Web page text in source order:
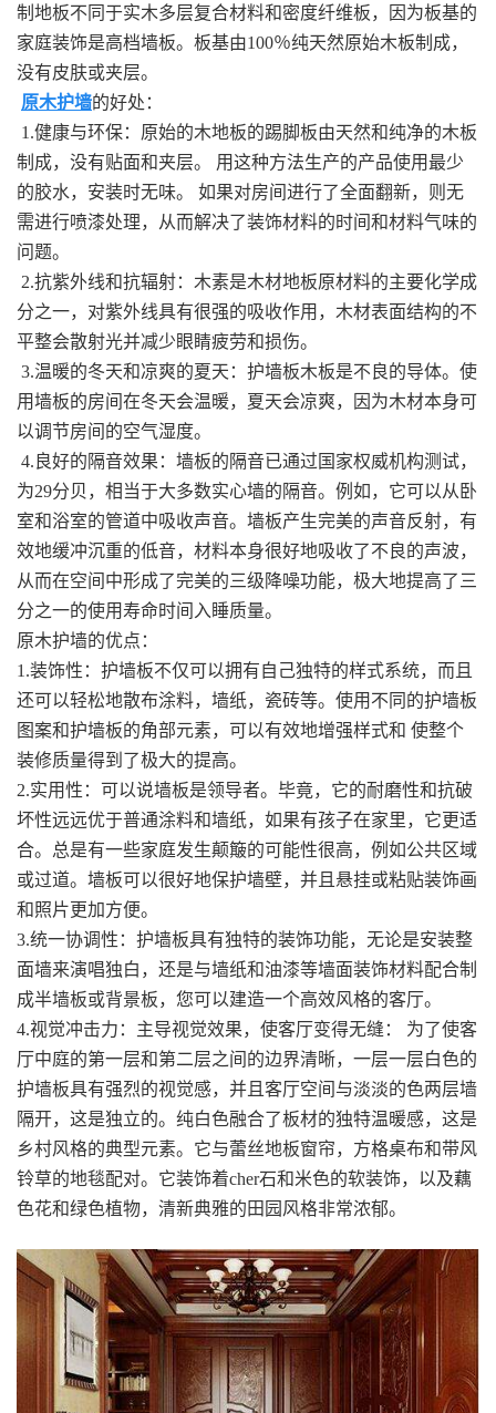
制地板不同于实木多层复合材料和密度纤维板，因为板基的
家庭装饰是高档墙板。板基由100％纯天然原始木板制成，
没有皮肤或夹层。
原木护墙的好处：
1.健康与环保：原始的木地板的踢脚板由天然和纯净的木板
制成，没有贴面和夹层。 用这种方法生产的产品使用最少
的胶水，安装时无味。 如果对房间进行了全面翻新，则无
需进行喷漆处理，从而解决了装饰材料的时间和材料气味的
问题。
2.抗紫外线和抗辐射：木素是木材地板原材料的主要化学成
分之一，对紫外线具有很强的吸收作用，木材表面结构的不
平整会散射光并减少眼睛疲劳和损伤。
3.温暖的冬天和凉爽的夏天：护墙板木板是不良的导体。使
用墙板的房间在冬天会温暖，夏天会凉爽，因为木材本身可
以调节房间的空气湿度。
4.良好的隔音效果：墙板的隔音已通过国家权威机构测试，
为29分贝，相当于大多数实心墙的隔音。例如，它可以从卧
室和浴室的管道中吸收声音。墙板产生完美的声音反射，有
效地缓冲沉重的低音，材料本身很好地吸收了不良的声波，
从而在空间中形成了完美的三级降噪功能，极大地提高了三
分之一的使用寿命时间入睡质量。
原木护墙的优点：
1.装饰性：护墙板不仅可以拥有自己独特的样式系统，而且
还可以轻松地散布涂料，墙纸，瓷砖等。使用不同的护墙板
图案和护墙板的角部元素，可以有效地增强样式和 使整个
装修质量得到了极大的提高。
2.实用性：可以说墙板是领导者。毕竟，它的耐磨性和抗破
坏性远远优于普通涂料和墙纸，如果有孩子在家里，它更适
合。总是有一些家庭发生颠簸的可能性很高，例如公共区域
或过道。墙板可以很好地保护墙壁，并且悬挂或粘贴装饰画
和照片更加方便。
3.统一协调性：护墙板具有独特的装饰功能，无论是安装整
面墙来演唱独白，还是与墙纸和油漆等墙面装饰材料配合制
成半墙板或背景板，您可以建造一个高效风格的客厅。
4.视觉冲击力：主导视觉效果，使客厅变得无缝： 为了使客
厅中庭的第一层和第二层之间的边界清晰，一层一层白色的
护墙板具有强烈的视觉感，并且客厅空间与淡淡的色两层墙
隔开，这是独立的。纯白色融合了板材的独特温暖感，这是
乡村风格的典型元素。它与蕾丝地板窗帘，方格桌布和带风
铃草的地毯配对。它装饰着cher石和米色的软装饰，以及藕
色花和绿色植物，清新典雅的田园风格非常浓郁。